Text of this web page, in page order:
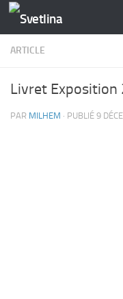
Skip to content
ARTICLE
Livret Exposition
PAR MILHEM · PUBLIÉ 9